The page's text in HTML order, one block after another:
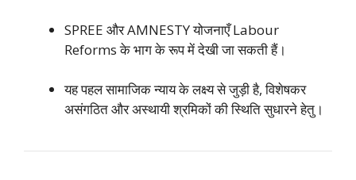
SPREE और AMNESTY योजनाएँ Labour
Reforms के भाग के रूप में देखी जा सकती हैं।
यह पहल सामाजिक न्याय के लक्ष्य से जुड़ी है, विशेषकर
असंगठित और अस्थायी श्रमिकों की स्थिति सुधारने हेतु।